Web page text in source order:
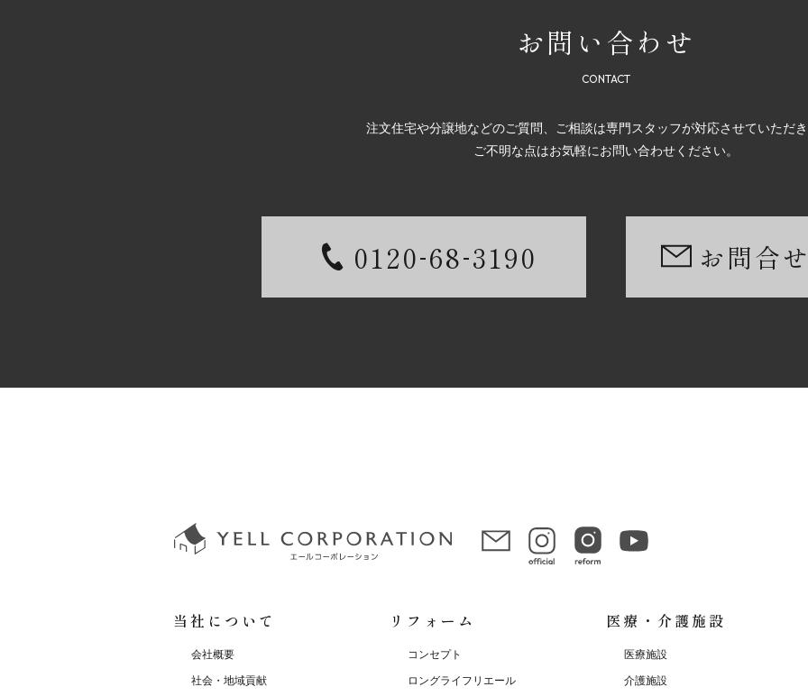
お問い合わせ
注文住宅や分譲地などのご質問、ご相談は専門スタッフが対応させていただき
ご不明な点はお気軽にお問い合わせください。
0120-68-3190 お問合
当社について
会社概要
社会・地域貢献
リフォーム
コンセプト
ロングライフリエール
医療・介護施設
医療施設
介護施設